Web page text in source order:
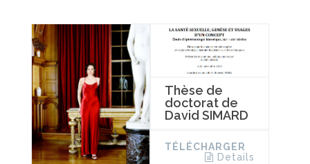
Thèse de
doctorat de
David SIMARD
TÉLÉCHARGER
Details